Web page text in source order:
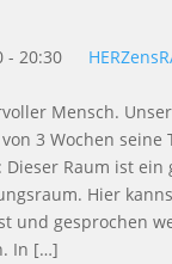
- 20:30
Mensch.
3 Wochen seine
Dieser Raum ist ein
Hier
und gesprochen
In […]